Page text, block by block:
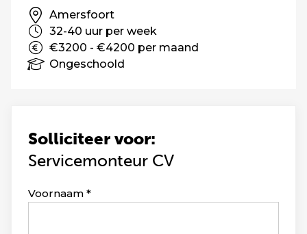
Solliciteer voor:
Servicemonteur CV
Leave
Voornaam
Amersfoort
32-40 uur per week
€3200 - €4200 per maand
Ongeschoold